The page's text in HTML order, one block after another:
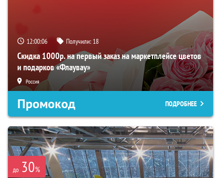
12:00:05 Получили: 18
Скидка 1000р. на первый заказ на маркетплейсе цветов
и подарков «Флаувау»
Россия
Промокод ПОДРОБНЕЕ
до 30%